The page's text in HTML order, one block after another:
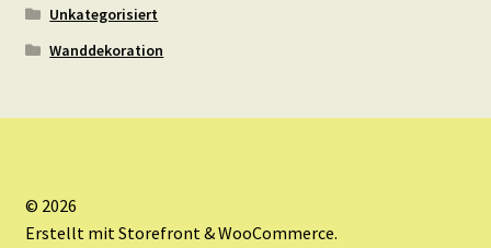
Unkategorisiert
Wanddekoration
© 2026
Erstellt mit Storefront & WooCommerce.